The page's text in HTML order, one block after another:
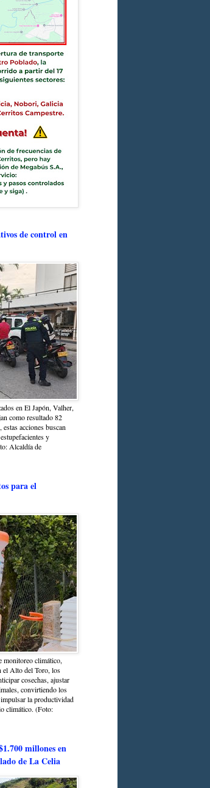
de control en
en El Japón, Valher,
como resultado 82
acciones buscan
y
Alcaldía de
para el
monitoreo climático,
el Alto del Toro, los
cosechas, ajustar
convirtiendo los
la productividad
climático. (Foto:
millones en
de La Celia